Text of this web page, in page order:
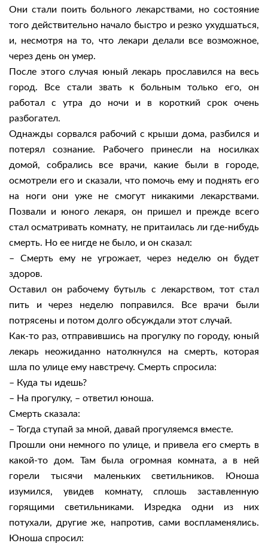
Они стали поить больного лекарствами, но состояние
того действительно начало быстро и резко ухудшаться,
и, несмотря на то, что лекари делали все возможное,
через день он умер.
После этого случая юный лекарь прославился на весь
город. Все стали звать к больным только его, он
работал с утра до ночи и в короткий срок очень
разбогател.
Однажды сорвался рабочий с крыши дома, разбился и
потерял сознание. Рабочего принесли на носилках
домой, собрались все врачи, какие были в городе,
осмотрели его и сказали, что помочь ему и поднять его
на ноги они уже не смогут никакими лекарствами.
Позвали и юного лекаря, он пришел и прежде всего
стал осматривать комнату, не притаилась ли где-нибудь
смерть. Но ее нигде не было, и он сказал:
– Смерть ему не угрожает, через неделю он будет
здоров.
Оставил он рабочему бутыль с лекарством, тот стал
пить и через неделю поправился. Все врачи были
потрясены и потом долго обсуждали этот случай.
Как-то раз, отправившись на прогулку по городу, юный
лекарь неожиданно натолкнулся на смерть, которая
шла по улице ему навстречу. Смерть спросила:
– Куда ты идешь?
– На прогулку, – ответил юноша.
Смерть сказала:
– Тогда ступай за мной, давай прогуляемся вместе.
Прошли они немного по улице, и привела его смерть в
какой-то дом. Там была огромная комната, а в ней
горели тысячи маленьких светильников. Юноша
изумился, увидев комнату, сплошь заставленную
горящими светильниками. Изредка одни из них
потухали, другие же, напротив, сами воспламенялись.
Юноша спросил: